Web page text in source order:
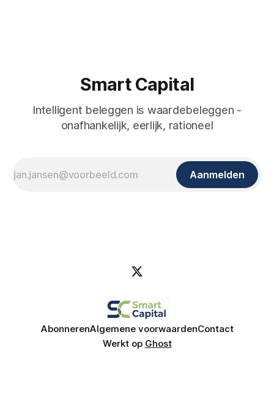
Smart Capital
Intelligent beleggen is waardebeleggen -
onafhankelijk, eerlijk, rationeel
Aanmelden
AbonnerenAlgemene voorwaardenContact
Werkt op Ghost